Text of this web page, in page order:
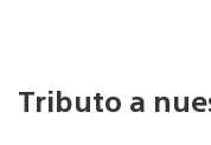
Tributo a